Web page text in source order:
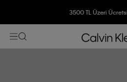
3500 TL Üzeri
7500 TL Ve Üzeri